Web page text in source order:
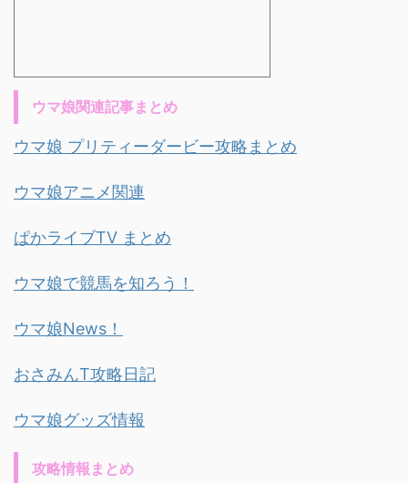
ウマ娘関連記事まとめ
ウマ娘 プリティーダービー攻略まとめ
ウマ娘アニメ関連
ぱかライブTV まとめ
ウマ娘で競馬を知ろう！
ウマ娘News！
おさみんT攻略日記
ウマ娘グッズ情報
攻略情報まとめ